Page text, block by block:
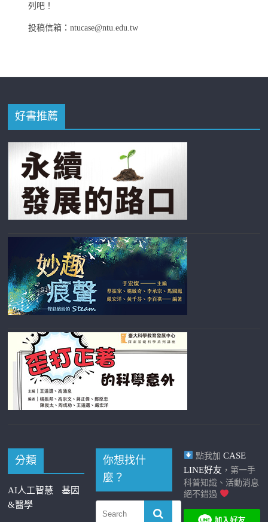
列吧！
投稿信箱：ntucase@ntu.edu.tw
好書推薦
分類
AI人工智慧
基因
&醫學
你想找什
麼？
點我加 CASE
LINE好友 ，第一手
科普知識、活動消息
絕不錯過